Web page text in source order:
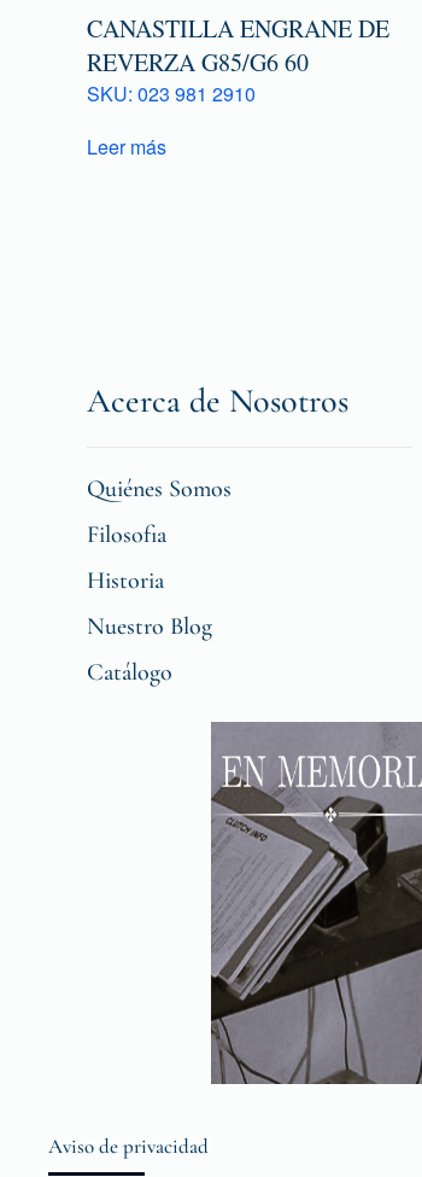
CANASTILLA ENGRANE DE
REVERZA G85/G6 60
SKU: 023 981 2910
Leer más
Acerca de Nosotros
Quiénes Somos
Filosofia
Historia
Nuestro Blog
Catálogo
Aviso de privacidad